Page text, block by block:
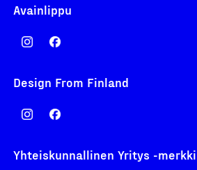
Avainlippu
Design From Finland
Yhteiskunnallinen Yritys -merkki